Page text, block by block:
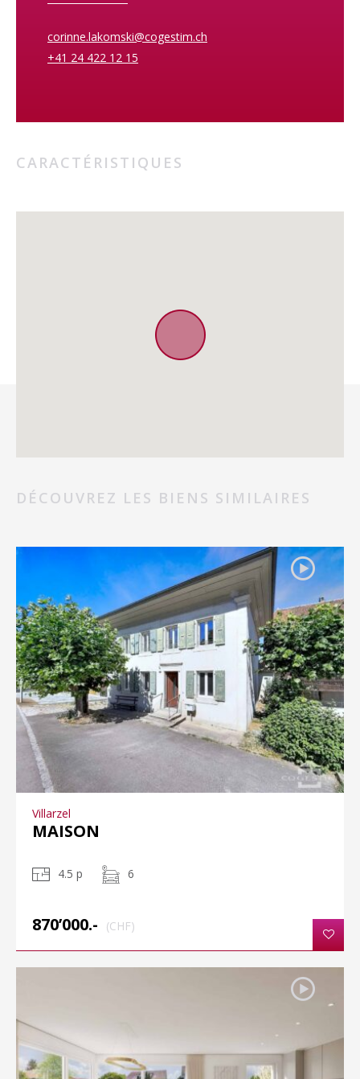
corinne.lakomski@cogestim.ch
+41 24 422 12 15
CARACTÉRISTIQUES
DÉCOUVREZ LES BIENS SIMILAIRES
Villarzel
MAISON
4.5 p 6
870’000.- (CHF)